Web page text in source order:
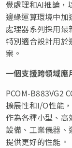
覺處理和AI推論，
邊緣運算環境中
處理器系列採用最
特別適合設計用
案。
一個支援跨領域應
PCOM-B883VG2
擴展性和I/O性能
作為各種小型、高
設備、工業儀器
提供更好的性能。